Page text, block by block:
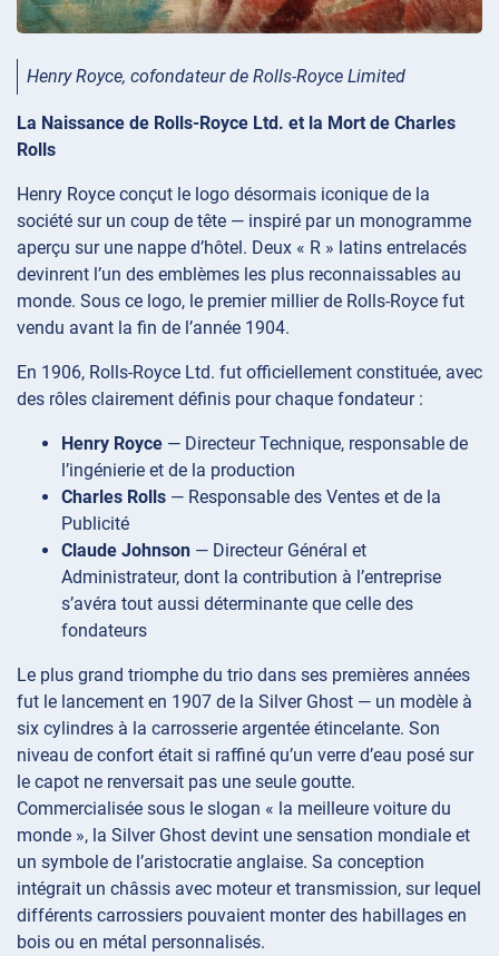
Henry Royce, cofondateur de Rolls-Royce Limited
La Naissance de Rolls-Royce Ltd. et la Mort de Charles
Rolls
Henry Royce conçut le logo désormais iconique de la
société sur un coup de tête — inspiré par un monogramme
aperçu sur une nappe d’hôtel. Deux « R » latins entrelacés
devinrent l’un des emblèmes les plus reconnaissables au
monde. Sous ce logo, le premier millier de Rolls-Royce fut
vendu avant la fin de l’année 1904.
En 1906, Rolls-Royce Ltd. fut officiellement constituée, avec
des rôles clairement définis pour chaque fondateur :
Henry Royce — Directeur Technique, responsable de
l’ingénierie et de la production
Charles Rolls — Responsable des Ventes et de la
Publicité
Claude Johnson — Directeur Général et
Administrateur, dont la contribution à l’entreprise
s’avéra tout aussi déterminante que celle des
fondateurs
Le plus grand triomphe du trio dans ses premières années
fut le lancement en 1907 de la Silver Ghost — un modèle à
six cylindres à la carrosserie argentée étincelante. Son
niveau de confort était si raffiné qu’un verre d’eau posé sur
le capot ne renversait pas une seule goutte.
Commercialisée sous le slogan « la meilleure voiture du
monde », la Silver Ghost devint une sensation mondiale et
un symbole de l’aristocratie anglaise. Sa conception
intégrait un châssis avec moteur et transmission, sur lequel
différents carrossiers pouvaient monter des habillages en
bois ou en métal personnalisés.